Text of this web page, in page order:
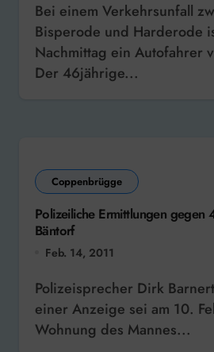
Bei einem Verkehrsunfall zwischen
Bisperode und Harderode
Nachmittag ein Autofahrer
Der 46jährige...
Coppenbrügge
Polizeiliche Ermittlungen gegen
Bäntorf
Feb. 14, 2011
Polizeisprecher Dirk Barnert sagte, aufgrund
einer Anzeige sei am 10.
Wohnung des Mannes...